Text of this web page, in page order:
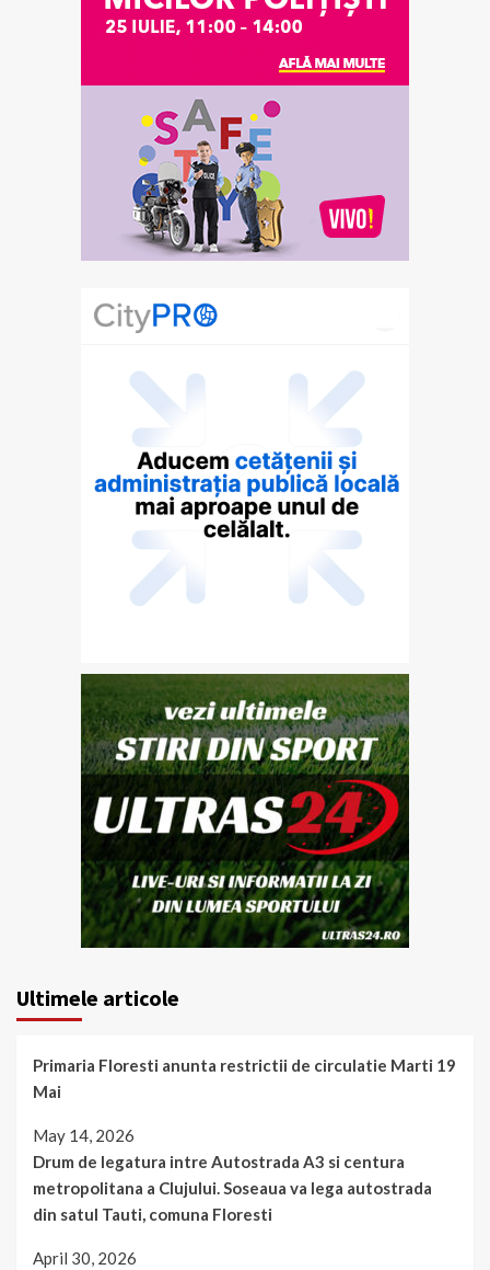
Ultimele articole
Primaria Floresti anunta restrictii de circulatie Marti 19
Mai
May 14, 2026
Drum de legatura intre Autostrada A3 si centura
metropolitana a Clujului. Soseaua va lega autostrada
din satul Tauti, comuna Floresti
April 30, 2026